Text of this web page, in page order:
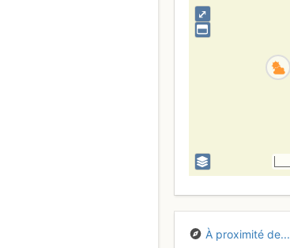
⤢
À proximité de...